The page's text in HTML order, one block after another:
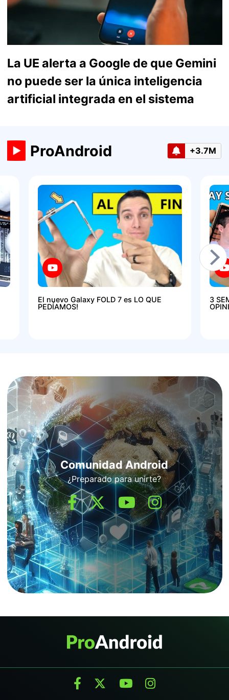
La UE alerta a Google de que Gemini
no puede ser la única inteligencia
artificial integrada en el sistema
ProAndroid +3.7M
El nuevo Galaxy FOLD 7 es LO QUE
PEDÍAMOS!
3
Comunidad Android
¿Preparado para unirte?